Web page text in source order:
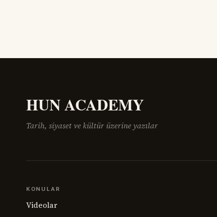
HUN ACADEMY
Tarih, siyaset ve kültür üzerine yazılar
KONULAR
Videolar